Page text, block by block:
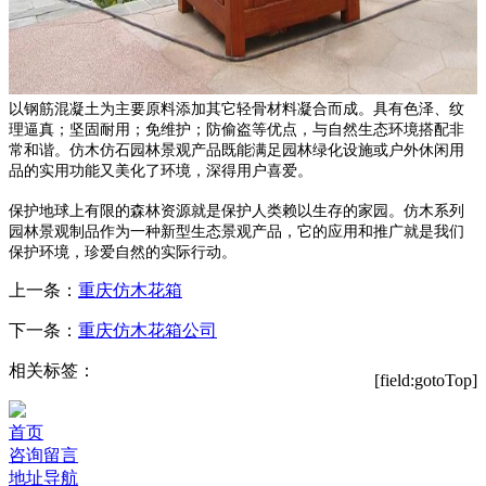
以钢筋混凝土为主要原料添加其它轻骨材料凝合而成。具有色泽、纹
理逼真；坚固耐用；免维护；防偷盗等优点，与自然生态环境搭配非
常和谐。仿木仿石园林景观产品既能满足园林绿化设施或户外休闲用
品的实用功能又美化了环境，深得用户喜爱。
保护地球上有限的森林资源就是保护人类赖以生存的家园。仿木系列
园林景观制品作为一种新型生态景观产品，它的应用和推广就是我们
保护环境，珍爱自然的实际行动。
上一条： 重庆仿木花箱
下一条： 重庆仿木花箱公司
相关标签：
[field:gotoTop]
首页
咨询留言
地址导航